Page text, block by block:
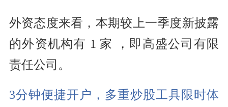
外资态度来看，本期较上一季度新披露
的外资机构有 1 家 ，即高盛公司有限
责任公司。
3分钟便捷开户，多重炒股工具限时体